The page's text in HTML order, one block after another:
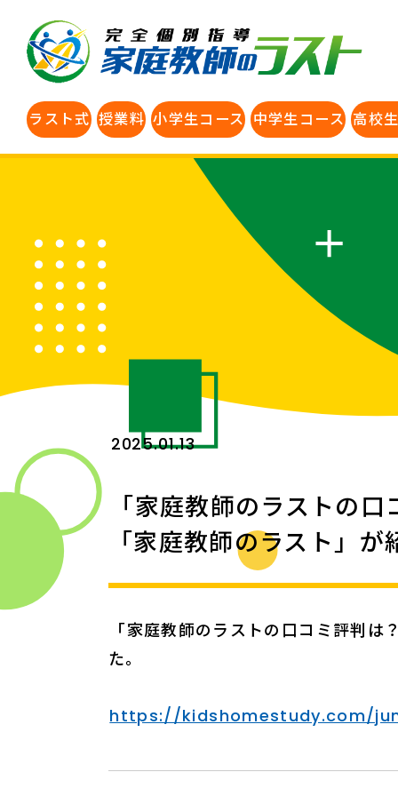
ラスト式 授業料 小学生コース 中学生コース 高校
2025.01.13
「家庭教師のラストの
「家庭教師のラスト」
「家庭教師のラストの口コミ評判
た。
https://kidshomestudy.com/